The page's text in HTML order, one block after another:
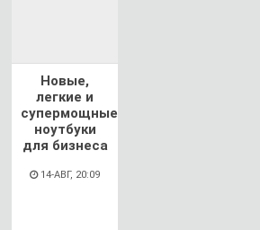
Новые,
легкие и
супермощные
ноутбуки
для бизнеса
14-АВГ, 20:09